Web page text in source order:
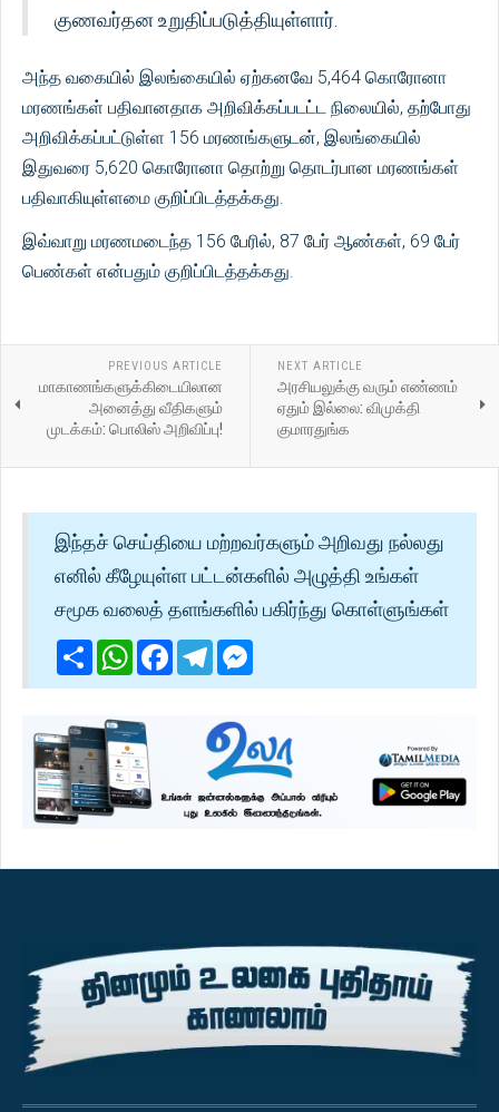
குணவர்தன உறுதிப்படுத்தியுள்ளார்.
அந்த வகையில் இலங்கையில் ஏற்கனவே 5,464 கொரோனா
மரணங்கள் பதிவானதாக அறிவிக்கப்படட்ட நிலையில், தற்போது
அறிவிக்கப்பட்டுள்ள 156 மரணங்களுடன், இலங்கையில்
இதுவரை 5,620 கொரோனா தொற்று தொடர்பான மரணங்கள்
பதிவாகியுள்ளமை குறிப்பிடத்தக்கது.
இவ்வாறு மரணமடைந்த 156 பேரில், 87 பேர் ஆண்கள், 69 பேர்
பெண்கள் என்பதும் குறிப்பிடத்தக்கது.
PREVIOUS ARTICLE
மாகாணங்களுக்கிடையிலான
அனைத்து வீதிகளும்
முடக்கம்: பொலிஸ் அறிவிப்பு!
NEXT ARTICLE
அரசியலுக்கு வரும் எண்ணம்
ஏதும் இல்லை: விமுக்தி
குமாரதுங்க
இந்தச் செய்தியை மற்றவர்களும் அறிவது நல்லது
எனில் கீழேயுள்ள பட்டன்களில் அழுத்தி உங்கள்
சமூக வலைத் தளங்களில் பகிர்ந்து கொள்ளுங்கள்
ShareWhatsApp
Facebook
Telegram